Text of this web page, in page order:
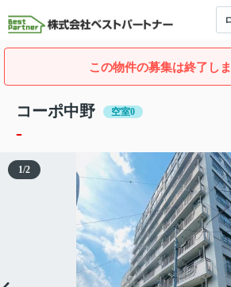
この物件の募集は終了しま
コーポ中野 空室0
-
1/2